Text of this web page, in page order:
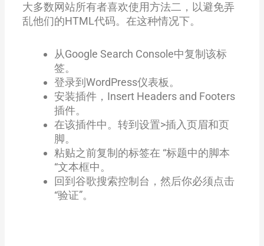
大多数网站所有者喜欢使用方法二，以避免弄
乱他们的HTML代码。在这种情况下。
从Google Search Console中复制该标
签。
登录到WordPress仪表板。
安装插件，Insert Headers and Footers
插件。
在该插件中。转到设置>插入页眉和页
脚。
粘贴之前复制的标签在 “标题中的脚本
“文本框中。
回到谷歌搜索控制台，然后你必须点击
“验证”。